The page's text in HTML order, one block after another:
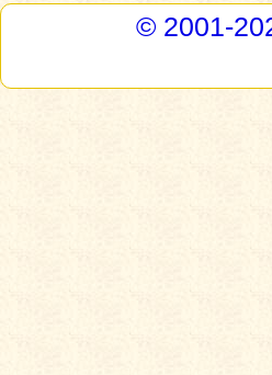
© 2001-